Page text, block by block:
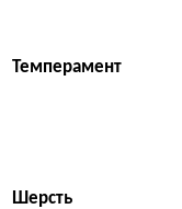
Темперамент
Шерсть